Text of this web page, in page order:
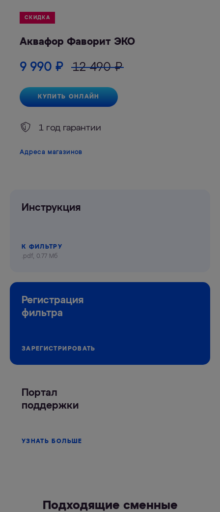
СКИДКА
Аквафор Фаворит ЭКО
9 990 ₽ 12 490 ₽
КУПИТЬ ОНЛАЙН
1 год гарантии
Адреса магазинов
Инструкция
К ФИЛЬТРУ
.pdf, 0.77 Мб
Регистрация
фильтра
ЗАРЕГИСТРИРОВАТЬ
Портал
поддержки
УЗНАТЬ БОЛЬШЕ
Подходящие сменные